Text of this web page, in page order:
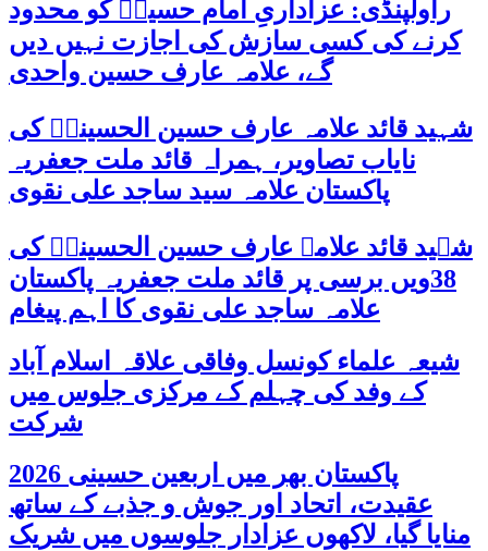
راولپنڈی: عزاداریِ امام حسینؑ کو محدود
کرنے کی کسی سازش کی اجازت نہیں دیں
گے، علامہ عارف حسین واحدی
شہید قائد علامہ عارف حسین الحسینیؒ کی
نایاب تصاویر، ہمراہ قائد ملت جعفریہ
پاکستان علامہ سید ساجد علی نقوی
شہید قائد علامہ عارف حسین الحسینیؒ کی
38ویں برسی پر قائد ملت جعفریہ پاکستان
علامہ ساجد علی نقوی کا اہم پیغام
شیعہ علماء کونسل وفاقی علاقہ اسلام آباد
کے وفد کی چہلم کے مرکزی جلوس میں
شرکت
پاکستان بھر میں اربعین حسینی 2026
عقیدت، اتحاد اور جوش و جذبے کے ساتھ
منایا گیا، لاکھوں عزادار جلوسوں میں شریک